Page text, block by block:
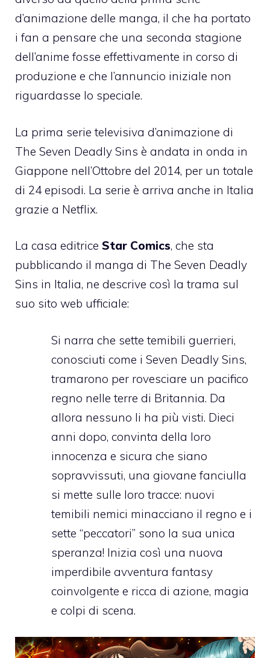
d’animazione delle manga, il che ha portato
i fan a pensare che una seconda stagione
dell’anime fosse effettivamente in corso di
produzione e che l’annuncio iniziale non
riguardasse lo speciale.
La prima serie televisiva d’animazione di
The Seven Deadly Sins è andata in onda in
Giappone nell’Ottobre del 2014, per un totale
di 24 episodi. La serie è arriva anche in Italia
grazie a Netflix.
La casa editrice Star Comics, che sta
pubblicando il manga di The Seven Deadly
Sins in Italia, ne descrive così la trama sul
suo sito web ufficiale:
Si narra che sette temibili guerrieri,
conosciuti come i Seven Deadly Sins,
tramarono per rovesciare un pacifico
regno nelle terre di Britannia. Da
allora nessuno li ha più visti. Dieci
anni dopo, convinta della loro
innocenza e sicura che siano
sopravvissuti, una giovane fanciulla
si mette sulle loro tracce: nuovi
temibili nemici minacciano il regno e i
sette “peccatori” sono la sua unica
speranza! Inizia così una nuova
imperdibile avventura fantasy
coinvolgente e ricca di azione, magia
e colpi di scena.